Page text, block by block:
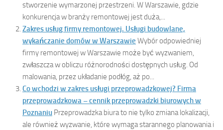
stworzenie wymarzonej przestrzeni. W Warszawie, gdzie
konkurencja w branży remontowej jest duża,...
Zakres usług firmy remontowej. Usługi budowlane,
wykańczanie domów w Warszawie Wybór odpowiedniej
firmy remontowej w Warszawie może być wyzwaniem,
zwłaszcza w obliczu różnorodności dostępnych usług. Od
malowania, przez układanie podłóg, aż po...
Co wchodzi w zakres usługi przeprowadzkowej? Firma
przeprowadzkowa – cennik przeprowadzki biurowych w
Poznaniu Przeprowadzka biura to nie tylko zmiana lokalizacji,
ale również wyzwanie, które wymaga starannego planowania i